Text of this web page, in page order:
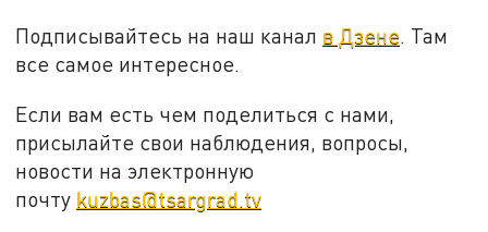
Подписывайтесь на наш канал в Дзене. Там
все самое интересное.
Если вам есть чем поделиться с нами,
присылайте свои наблюдения, вопросы,
новости на электронную
почту kuzbas@tsargrad.tv